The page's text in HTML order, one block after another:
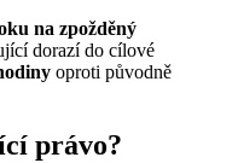
na zpožděný
dorazí do cílové
oproti původně
právo?